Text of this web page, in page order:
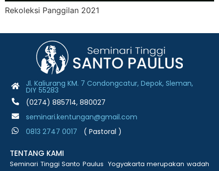
Rekoleksi Panggilan 2021
Jl. Kaliurang KM. 7 Condongcatur, Depok, Sleman,
DIY 55283
(0274) 885714, 880027
seminari.kentungan@gmail.com
0813 2747 0017 ( Pastoral )
TENTANG KAMI
Seminari Tinggi Santo Paulus Yogyakarta merupakan wadah